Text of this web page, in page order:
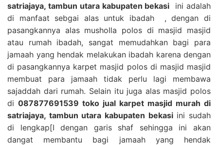
satriajaya, tambun utara kabupaten bekasi ini adalah
di manfaat sebgai alas untuk ibadah , dengan di
pasangkannya alas musholla polos di masjid masjid
atau rumah ibadah, sangat memudahkan bagi para
jamaah yang hendak melakukan ibadah karena dengan
di pasangkannya karpet masjid polos di masjid masjid
membuat para jamaah tidak perlu lagi membawa
sajaddah dari rumah. Selain itu juga alas masjid polos
di 087877691539 toko jual karpet masjid murah di
satriajaya, tambun utara kabupaten bekasiini sudah
di lengkap[I dengan garis shaf sehingga ini akan
dangat membantu bagi jamaah yang hendak